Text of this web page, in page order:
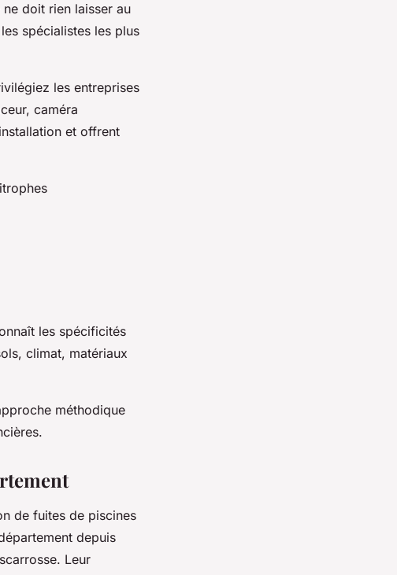
doit rien laisser au
spécialistes les plus
les entreprises
caméra
et offrent
les spécificités
climat, matériaux
méthodique
de fuites de piscines
depuis
Leur